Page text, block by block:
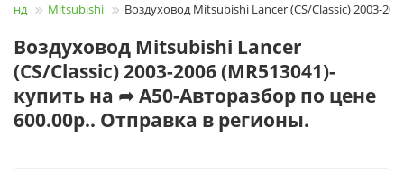
Mitsubishi Воздуховод Mitsubishi Lancer (CS/Classic) 2003-
Воздуховод Mitsubishi Lancer
(CS/Classic) 2003-2006 (MR513041)-
купить на ➦ А50-Авторазбор по цене
600.00р.. Отправка в регионы.